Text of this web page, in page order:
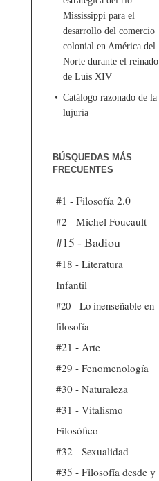
Mississippi para el
desarrollo del comercio
colonial en América del
Norte durante el reinado
de Luis XIV
Catálogo razonado de la
lujuria
BÚSQUEDAS MÁS
FRECUENTES
#1 - Filosofía 2.0
#2 - Michel Foucault
#15 - Badiou
#18 - Literatura
Infantil
#20 - Lo inenseñable en
filosofía
#21 - Arte
#29 - Fenomenología
#30 - Naturaleza
#31 - Vitalismo
Filosófico
#32 - Sexualidad
#35 - Filosofía desde y